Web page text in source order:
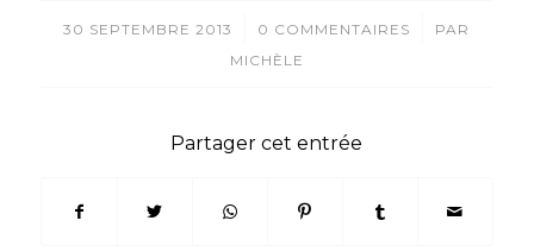
30 SEPTEMBRE 2013
/ 0 COMMENTAIRES
/
PAR
MICHÈLE
Partager cet entrée